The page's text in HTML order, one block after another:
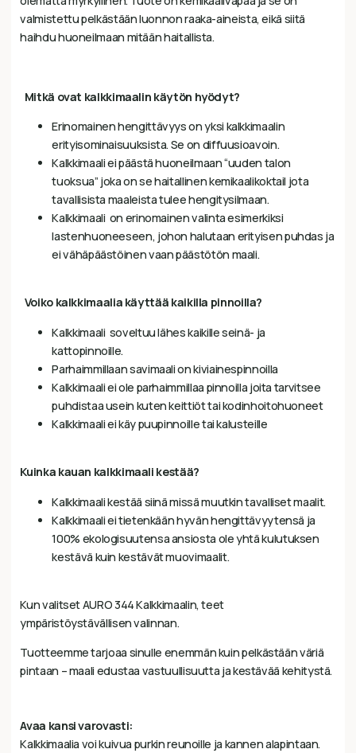
valmistettu pelkästään luonnon raaka-aineista, eikä siitä
haihdu huoneilmaan mitään haitallista.
Mitkä ovat kalkkimaalin käytön hyödyt?
Erinomainen hengittävyys on yksi kalkkimaalin
erityisominaisuuksista. Se on diffuusioavoin.
Kalkkimaali ei päästä huoneilmaan “uuden talon
tuoksua” joka on se haitallinen kemikaalikoktail jota
tavallisista maaleista tulee hengitysilmaan.
Kalkkimaali on erinomainen valinta esimerkiksi
lastenhuoneeseen, johon halutaan erityisen puhdas ja
ei vähäpäästöinen vaan päästötön maali.
Voiko kalkkimaalia käyttää kaikilla pinnoilla?
Kalkkimaali soveltuu lähes kaikille seinä- ja
kattopinnoille.
Parhaimmillaan savimaali on kiviainespinnoilla
Kalkkimaali ei ole parhaimmillaa pinnoilla joita tarvitsee
puhdistaa usein kuten keittiöt tai kodinhoitohuoneet
Kalkkimaali ei käy puupinnoille tai kalusteille
Kuinka kauan kalkkimaali kestää?
Kalkkimaali kestää siinä missä muutkin tavalliset maalit.
Kalkkimaali ei tietenkään hyvän hengittävyytensä ja
100% ekologisuutensa ansiosta ole yhtä kulutuksen
kestävä kuin kestävät muovimaalit.
Kun valitset AURO 344 Kalkkimaalin, teet
ympäristöystävällisen valinnan.
Tuotteemme tarjoaa sinulle enemmän kuin pelkästään väriä
pintaan – maali edustaa vastuullisuutta ja kestävää kehitystä.
Avaa kansi varovasti:
Kalkkimaalia voi kuivua purkin reunoille ja kannen alapintaan.